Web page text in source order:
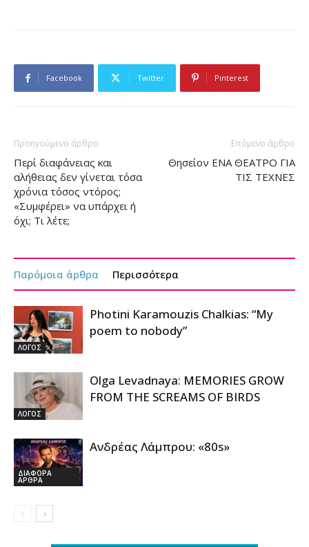
Facebook Twitter Pinterest
Προηγούμενο άρθρο
Περί διαφάνειας και
αλήθειας δεν γίνεται τόσα
χρόνια τόσος ντόρος;
«Συμφέρει» να υπάρχει ή
όχι; Τι λέτε;
Επόμενο άρθρο
Θησείον ΕΝΑ ΘΕΑΤΡΟ ΓΙΑ
ΤΙΣ ΤΕΧΝΕΣ
Παρόμοια άρθρα Περισσότερα
ΛΟΓΟΣ
Photini Karamouzis Chalkias: “My
poem to nobody”
ΛΟΓΟΣ
Olga Levadnaya: MEMORIES GROW
FROM THE SCREAMS OF BIRDS
ΔΙΑΦΟΡΑ
ΑΡΘΡΑ
Ανδρέας Λάμπρου: «80s»